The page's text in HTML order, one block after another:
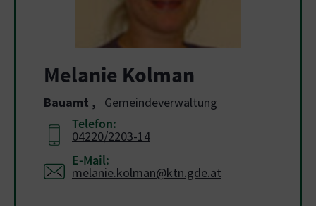
Melanie Kolman
Bauamt ,
Gemeindeverwaltung
Telefon:
04220/2203-14
E-Mail:
melanie.kolman@ktn.gde.at